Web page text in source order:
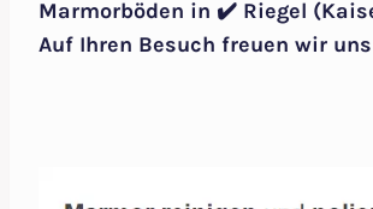
Marmorböden in ✔️ Riegel
Auf Ihren Besuch freuen wir